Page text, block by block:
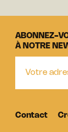
ABONNEZ-
À NOTRE
Contact